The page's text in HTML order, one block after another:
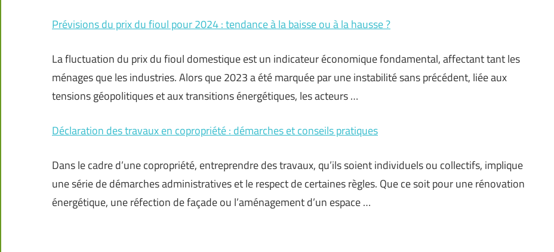
Prévisions du prix du fioul pour 2024 : tendance à la baisse ou à la hausse ?
La fluctuation du prix du fioul domestique est un indicateur économique fondamental, affectant tant les
ménages que les industries. Alors que 2023 a été marquée par une instabilité sans précédent, liée aux
tensions géopolitiques et aux transitions énergétiques, les acteurs …
Déclaration des travaux en copropriété : démarches et conseils pratiques
Dans le cadre d’une copropriété, entreprendre des travaux, qu’ils soient individuels ou collectifs, implique
une série de démarches administratives et le respect de certaines règles. Que ce soit pour une rénovation
énergétique, une réfection de façade ou l’aménagement d’un espace …